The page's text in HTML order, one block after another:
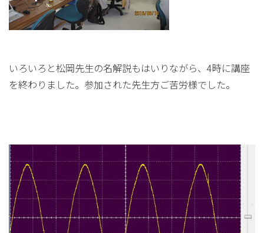
いろいろと松岡先生の名解説もはいりながら、4時に講座
を終わりました。参加された先生方ご苦労様でした。